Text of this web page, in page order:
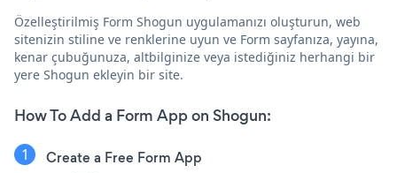
Özelleştirilmiş Form Shogun uygulamanızı oluşturun, web
sitenizin stiline ve renklerine uyun ve Form sayfanıza, yayına,
kenar çubuğunuza, altbilginize veya istediğiniz herhangi bir
yere Shogun ekleyin bir site.
How To Add a Form App on Shogun:
Create a Free Form App